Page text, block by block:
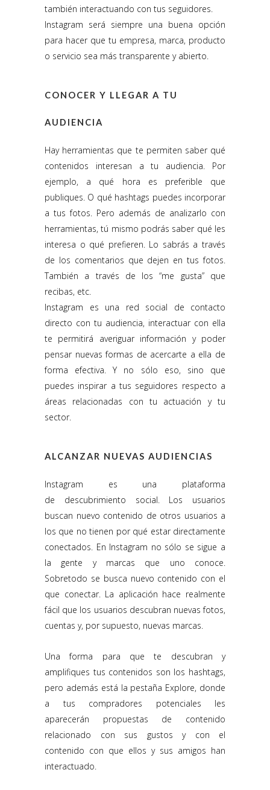
también interactuando con tus seguidores.
Instagram será siempre una buena opción
para hacer que tu empresa, marca, producto
o servicio sea más transparente y abierto.
CONOCER Y LLEGAR A TU
AUDIENCIA
Hay herramientas que te permiten saber qué
contenidos interesan a tu audiencia. Por
ejemplo, a qué hora es preferible que
publiques. O qué hashtags puedes incorporar
a tus fotos. Pero además de analizarlo con
herramientas, tú mismo podrás saber qué les
interesa o qué prefieren. Lo sabrás a través
de los comentarios que dejen en tus fotos.
También a través de los “me gusta” que
recibas, etc.
Instagram es una red social de contacto
directo con tu audiencia, interactuar con ella
te permitirá averiguar información y poder
pensar nuevas formas de acercarte a ella de
forma efectiva. Y no sólo eso, sino que
puedes inspirar a tus seguidores respecto a
áreas relacionadas con tu actuación y tu
sector.
ALCANZAR NUEVAS AUDIENCIAS
Instagram es una plataforma
de descubrimiento social. Los usuarios
buscan nuevo contenido de otros usuarios a
los que no tienen por qué estar directamente
conectados. En Instagram no sólo se sigue a
la gente y marcas que uno conoce.
Sobretodo se busca nuevo contenido con el
que conectar. La aplicación hace realmente
fácil que los usuarios descubran nuevas fotos,
cuentas y, por supuesto, nuevas marcas.
Una forma para que te descubran y
amplifiques tus contenidos son los hashtags,
pero además está la pestaña Explore, donde
a tus compradores potenciales les
aparecerán propuestas de contenido
relacionado con sus gustos y con el
contenido con que ellos y sus amigos han
interactuado.